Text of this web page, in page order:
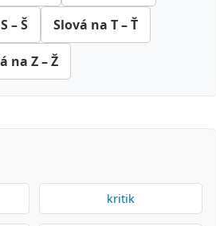
– Š Slová na T – Ť
na Z – Ž
kritik